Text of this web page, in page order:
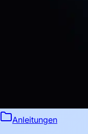
Anleitungen